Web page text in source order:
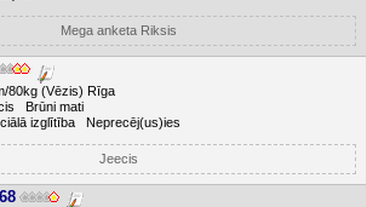
Mega anketa Riksis
80kg (Vēzis) Rīga
Brūni mati
izglītība Neprecēj(us)ies
Jeecis